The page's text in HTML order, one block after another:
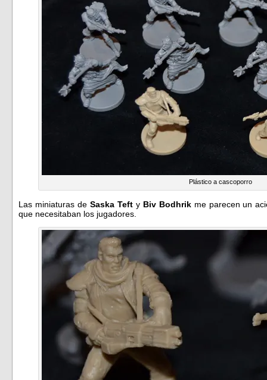
Plástico a cascoporro
Las miniaturas de Saska TeftyBiv Bodhrikme parecen un
que necesitaban los jugadores.